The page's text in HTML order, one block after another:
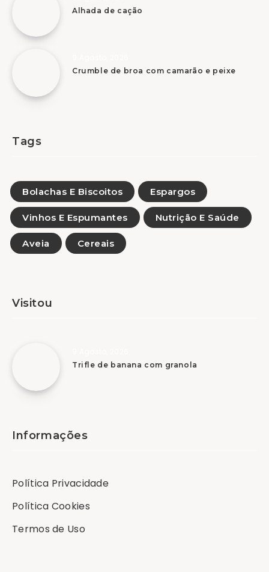
Alhada de cação
Crumble de broa com camarão e peixe
Tags
Bolachas E Biscoitos Espargos
Vinhos E Espumantes Nutrição E Saúde
Aveia Cereais
Visitou
Trifle de banana com granola
Informações
Política Privacidade
Política Cookies
Termos de Uso